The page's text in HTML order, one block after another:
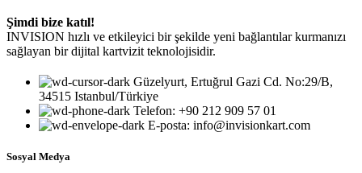
Şimdi bize katıl!
INVISION hızlı ve etkileyici bir şekilde yeni bağlantılar kurmanızı
sağlayan bir dijital kartvizit teknolojisidir.
Güzelyurt, Ertuğrul Gazi Cd. No:29/B,
34515 Istanbul/Türkiye
Telefon: +90 212 909 57 01
E-posta: info@invisionkart.com
Sosyal Medya